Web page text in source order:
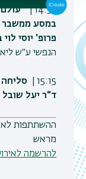
14:55 |
במסע ממשבר
פרופ' יוסי לוי
הנפשי ע״ש
15:15 |
ד"ר יעל שובל
ההשתתפות
מראש
להרשמה